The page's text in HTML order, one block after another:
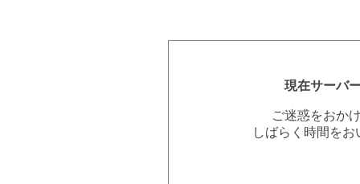
現在サーバ
ご迷惑をおか
しばらく時間を